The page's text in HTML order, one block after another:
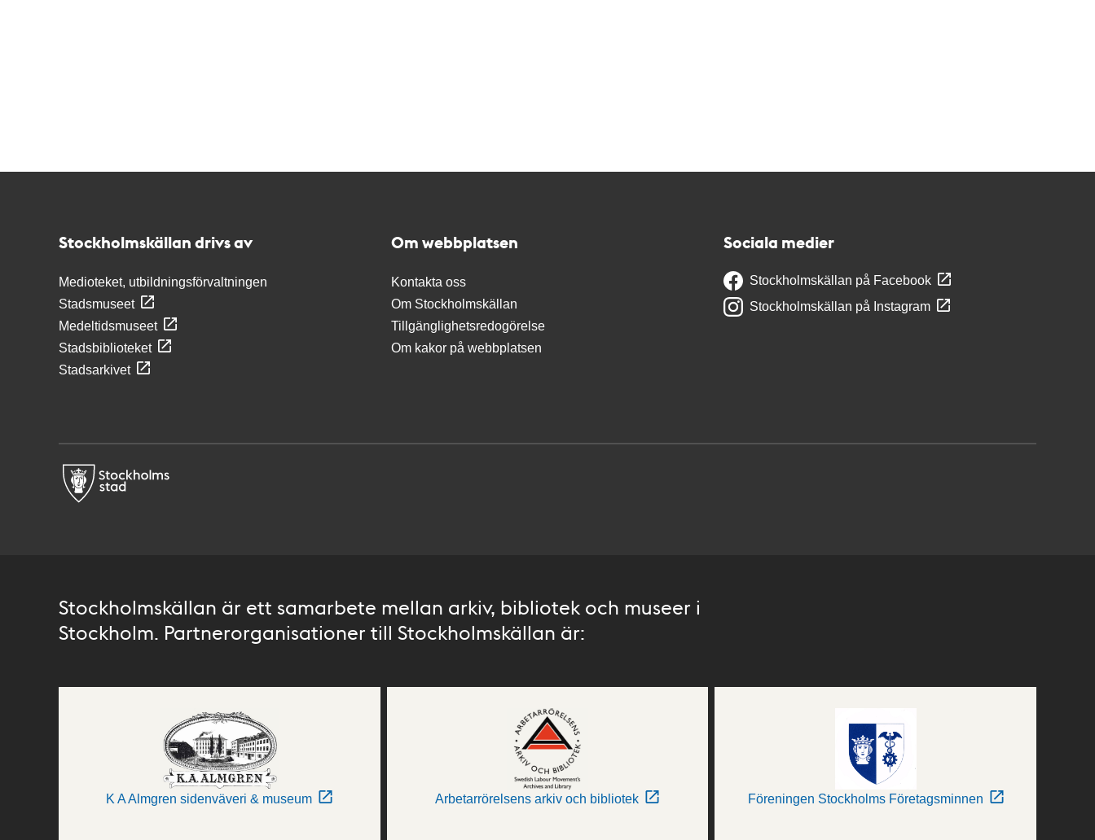
Stockholmskällan drivs av
Medioteket, utbildningsförvaltningen
Stadsmuseet
Medeltidsmuseet
Stadsbiblioteket
Stadsarkivet
Om webbplatsen
Kontakta oss
Om Stockholmskällan
Tillgänglighetsredogörelse
Om kakor på webbplatsen
Sociala medier
Stockholmskällan på Facebook
Stockholmskällan på Instagram
Stockholmskällan är ett samarbete mellan arkiv, bibliotek och museer i
Stockholm. Partnerorganisationer till Stockholmskällan är:
K A Almgren sidenväveri & museum Arbetarrörelsens arkiv och bibliotek Föreningen Stockholms Företagsminnen